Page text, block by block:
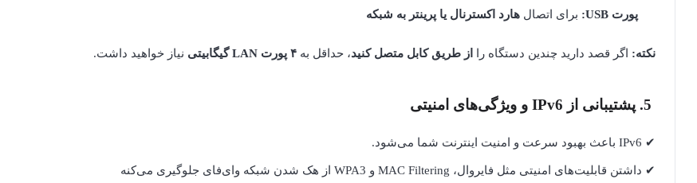
پورت USB: برای اتصال هارد اکسترنال یا پرینتر به شبکه
نکته: اگر قصد دارید چندین دستگاه را از طریق کابل متصل کنید، حداقل به ۴ پورت LAN گیگابیتی نیاز خواهید داشت.
✔ IPv6 باعث بهبود سرعت و امنیت اینترنت شما می‌شود.
✔ داشتن قابلیت‌های امنیتی مثل فایروال، MAC Filtering و WPA3 از هک شدن شبکه وای‌فای جلوگیری می‌کنه